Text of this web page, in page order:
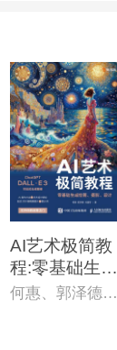
AI艺术极简教
程:零基础生成
绘画、摄影、何惠、郭泽德、刘建军 著